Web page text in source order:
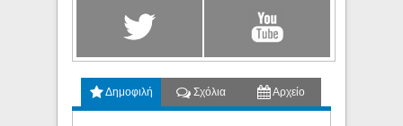
Δημοφιλή Σχόλια Αρχείο